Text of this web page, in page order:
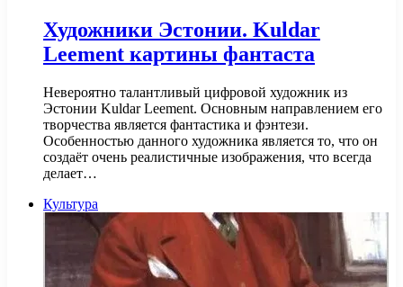
Художники Эстонии. Kuldar
Leement картины фантаста
Невероятно талантливый цифровой художник из
Эстонии Kuldar Leement. Основным направлением его
творчества является фантастика и фэнтези.
Особенностью данного художника является то, что он
создаёт очень реалистичные изображения, что всегда
делает…
Культура